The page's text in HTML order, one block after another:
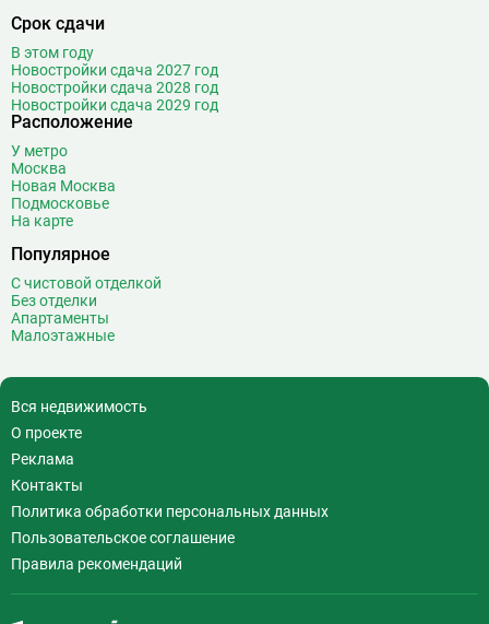
Срок сдачи
В этом году
Новостройки сдача 2027 год
Новостройки сдача 2028 год
Новостройки сдача 2029 год
Расположение
У метро
Москва
Новая Москва
Подмосковье
На карте
Популярное
С чистовой отделкой
Без отделки
Апартаменты
Малоэтажные
Вся недвижимость
О проекте
Реклама
Контакты
Политика обработки персональных данных
Пользовательское соглашение
Правила рекомендаций